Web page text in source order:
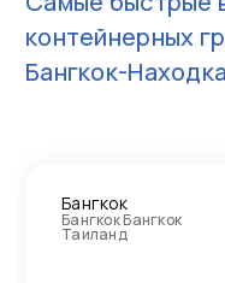
контейнерных
Бангкок-Находка
Бангкок
Бангкок Бангкок
Таиланд